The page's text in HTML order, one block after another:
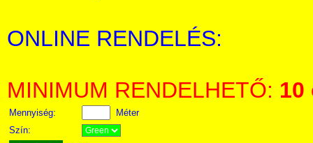
ONLINE RENDELÉS:
MINIMUM RENDELHETŐ: 10
Mennyiség:
Méter
Szín: